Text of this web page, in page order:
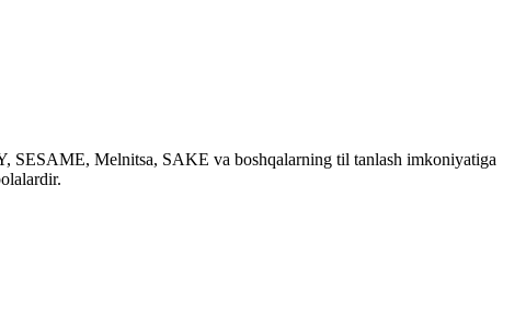
Melnitsa, SAKE va boshqalarning til tanlash imkoniyatiga